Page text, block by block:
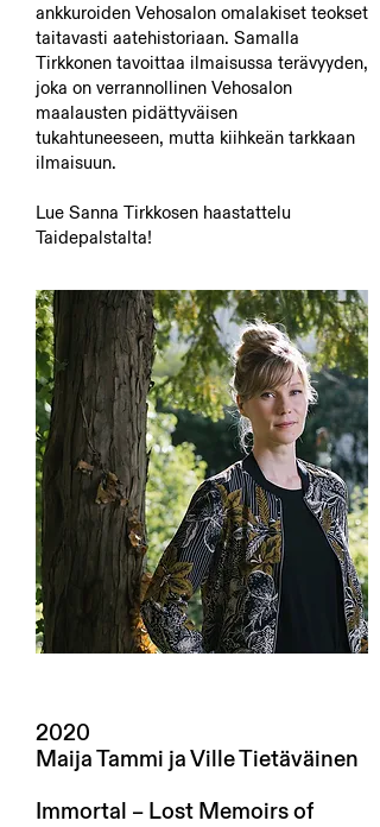
ankkuroiden Vehosalon omalakiset teokset
taitavasti aatehistoriaan. Samalla
Tirkkonen tavoittaa ilmaisussa terävyyden,
joka on verrannollinen Vehosalon
maalausten pidättyväisen
tukahtuneeseen, mutta kiihkeän tarkkaan
ilmaisuun.
Lue Sanna Tirkkosen haastattelu
Taidepalstalta!
2020
Maija Tammi ja Ville Tietäväinen
Immortal – Lost Memoirs of